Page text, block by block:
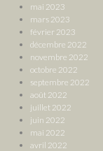
mai 2023
mars 2023
février 2023
décembre 2022
novembre 2022
octobre 2022
septembre 2022
août 2022
juillet 2022
juin 2022
mai 2022
avril 2022